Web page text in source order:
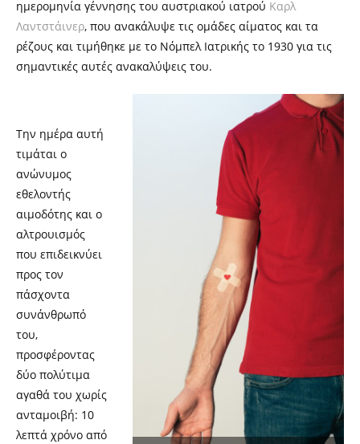
ημερομηνία γέννησης του αυστριακού ιατρού Καρλ
Λαντστάινερ, που ανακάλυψε τις ομάδες αίματος και τα
ρέζους και τιμήθηκε με το Νόμπελ Ιατρικής το 1930 για τις
σημαντικές αυτές ανακαλύψεις του.
Την ημέρα αυτή
τιμάται ο
ανώνυμος
εθελοντής
αιμοδότης και ο
αλτρουισμός
που επιδεικνύει
προς τον
πάσχοντα
συνάνθρωπό
του,
προσφέροντας
δύο πολύτιμα
αγαθά του χωρίς
ανταμοιβή: 10
λεπτά χρόνο από